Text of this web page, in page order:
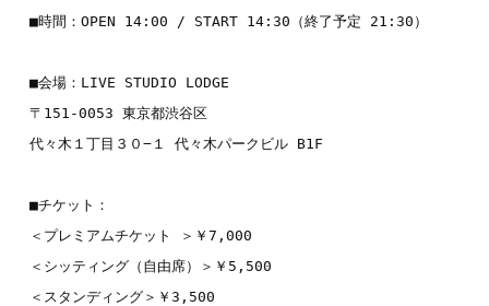
■時間：OPEN 14:00 / START 14:30（終了予定 21:30）
■会場：LIVE STUDIO LODGE
〒151-0053 東京都渋谷区
代々木１丁目３０−１ 代々木パークビル B1F
■チケット：
＜プレミアムチケット ＞￥7,000
＜シッティング（自由席）＞￥5,500
＜スタンディング＞￥3,500